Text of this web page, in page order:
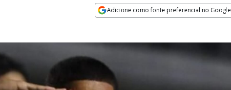
Adicione como fonte preferencial no Google